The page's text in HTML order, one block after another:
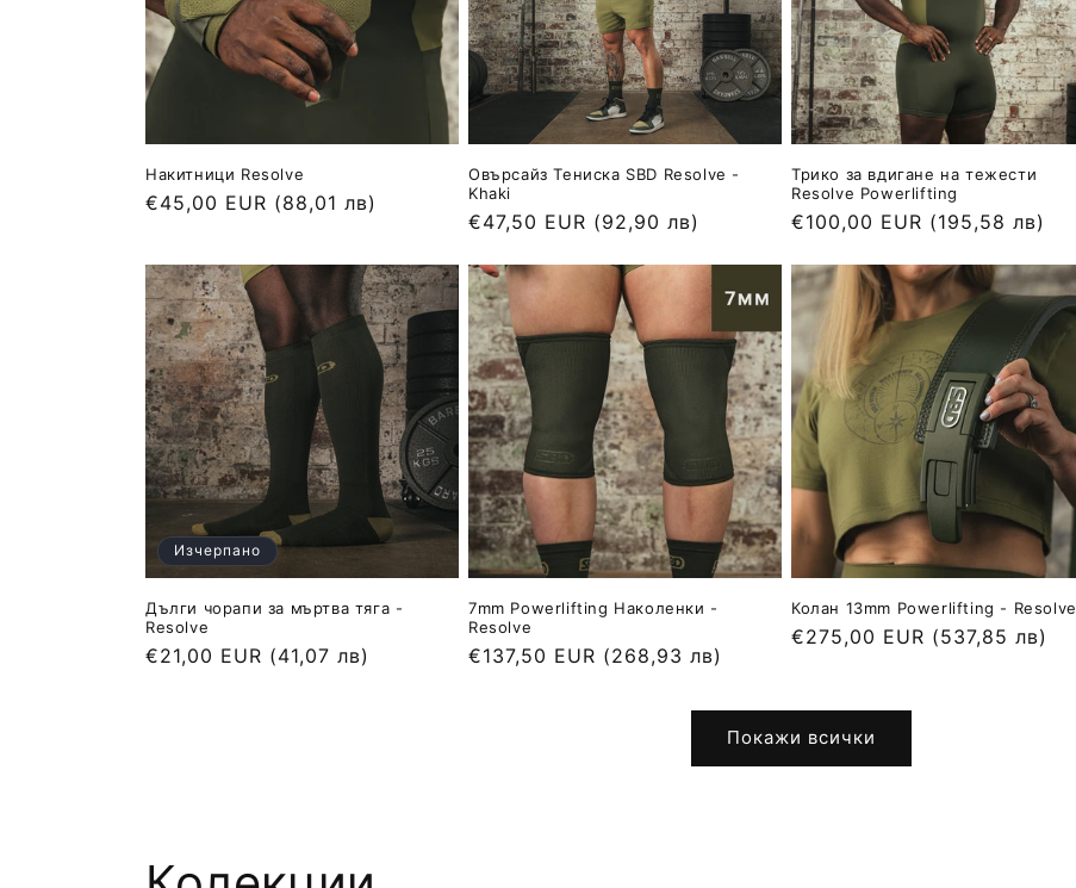
Накитници Resolve
Обичайна
€45,00 EUR (88,01 лв)
Овърсайз Тениска SBD Resolve -
Khaki
Обичайна
€47,50 EUR (92,90 лв)
Трико за вдигане на тежести
Resolve Powerlifting
Обичайна
€100,00 EUR (195,58 лв)
Изчерпано
Дълги чорапи за мъртва тяга -
Resolve
Обичайна
€21,00 EUR (41,07 лв)
7mm Powerlifting Наколенки -
Resolve
Обичайна
€137,50 EUR (268,93 лв)
Колан 13mm Powerlifting - Resolve
Обичайна
€275,00 EUR (537,85 лв)
Покажи всички